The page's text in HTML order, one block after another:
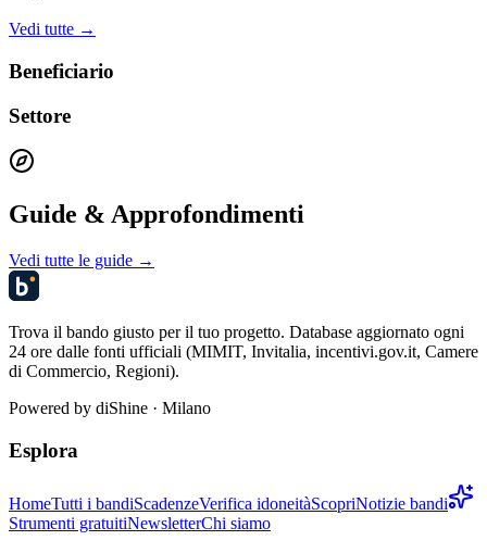
Vedi tutte →
Beneficiario
Settore
Guide & Approfondimenti
Vedi tutte le guide →
Trova il bando giusto per il tuo progetto. Database aggiornato ogni
24 ore dalle fonti ufficiali (MIMIT, Invitalia, incentivi.gov.it, Camere
di Commercio, Regioni).
Powered by diShine · Milano
Esplora
HomeTutti i bandiScadenzeVerifica idoneitàScopriNotizie bandi
Strumenti gratuitiNewsletterChi siamo